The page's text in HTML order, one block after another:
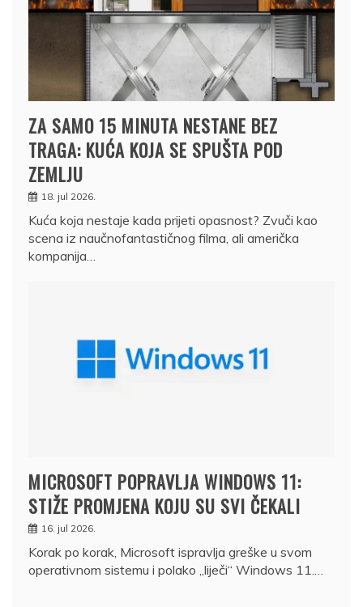
ZA SAMO 15 MINUTA NESTANE BEZ
TRAGA: KUĆA KOJA SE SPUŠTA POD
ZEMLJU
18. jul 2026.
Kuća koja nestaje kada prijeti opasnost? Zvuči kao
scena iz naučnofantastičnog filma, ali američka
kompanija…
MICROSOFT POPRAVLJA WINDOWS 11:
STIŽE PROMJENA KOJU SU SVI ČEKALI
16. jul 2026.
Korak po korak, Microsoft ispravlja greške u svom
operativnom sistemu i polako „liječi“ Windows 11.…